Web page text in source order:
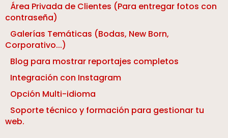
Área Privada de Clientes (Para entregar fotos con
contraseña)
Galerías Temáticas (Bodas, New Born,
Corporativo...)
Blog para mostrar reportajes completos
Integración con Instagram
Opción Multi-idioma
Soporte técnico y formación para gestionar tu
web.